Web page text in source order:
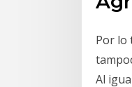
Por lo
Al